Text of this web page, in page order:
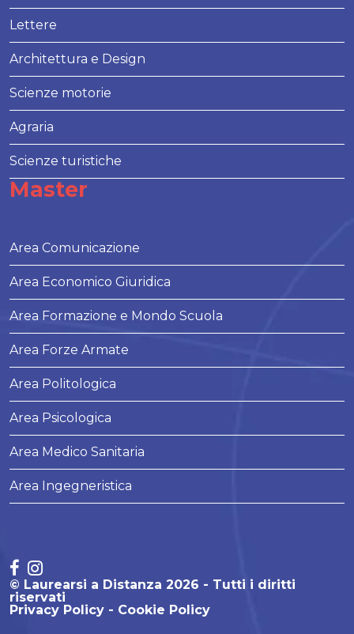
Lettere
Architettura e Design
Scienze motorie
Agraria
Scienze turistiche
Master
Area Comunicazione
Area Economico Giuridica
Area Formazione e Mondo Scuola
Area Forze Armate
Area Politologica
Area Psicologica
Area Medico Sanitaria
Area Ingegneristica
© Laurearsi a Distanza 2026 - Tutti i diritti
riservati
Privacy Policy
Cookie Policy